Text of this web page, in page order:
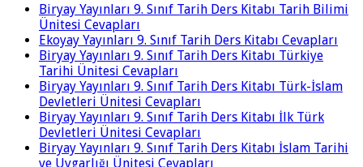
Biryay Yayınları 9. Sınıf Tarih Ders Kitabı Tarih Bilimi
Ünitesi Cevapları
Ekoyay Yayınları 9. Sınıf Tarih Ders Kitabı Cevapları
Biryay Yayınları 9. Sınıf Tarih Ders Kitabı Türkiye
Tarihi Ünitesi Cevapları
Biryay Yayınları 9. Sınıf Tarih Ders Kitabı Türk-İslam
Devletleri Ünitesi Cevapları
Biryay Yayınları 9. Sınıf Tarih Ders Kitabı İlk Türk
Devletleri Ünitesi Cevapları
Biryay Yayınları 9. Sınıf Tarih Ders Kitabı İslam Tarihi
ve Uygarlığı Ünitesi Cevapları